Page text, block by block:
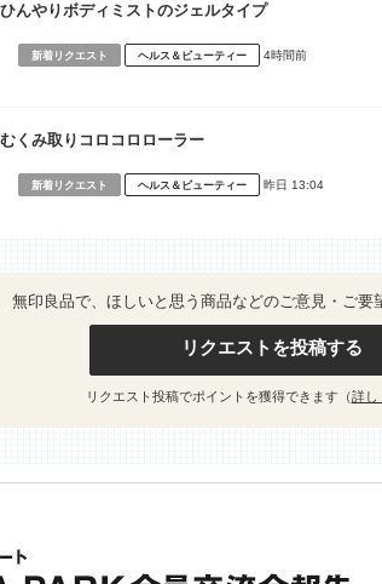
ひんやりボディミストのジェルタイプ
新着リクエスト ヘルス＆ビューティー 4時間前
むくみ取りコロコロローラー
新着リクエスト ヘルス＆ビューティー 昨日 13:04
無印良品で、ほしいと思う商品などのご意見・ご要
リクエストを投稿する
リクエスト投稿でポイントを獲得できます（詳し